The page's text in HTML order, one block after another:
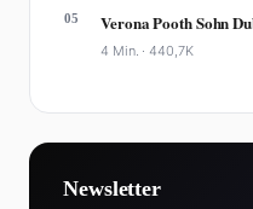
05 Verona Pooth Sohn
4 Min. ·440,7K
Newsletter